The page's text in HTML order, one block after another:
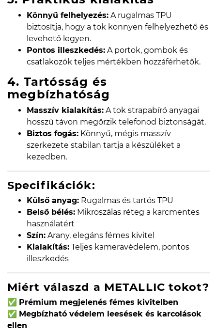
Könnyű felhelyezés: A rugalmas TPU
biztosítja, hogy a tok könnyen felhelyezhető és
levehető legyen.
Pontos illeszkedés: A portok, gombok és
csatlakozók teljes mértékben hozzáférhetők.
4. Tartósság és
megbízhatóság
Masszív kialakítás: A tok strapabíró anyagai
hosszú távon megőrzik telefonod biztonságát.
Biztos fogás: Könnyű, mégis masszív
szerkezete stabilan tartja a készüléket a
kezedben.
Specifikációk:
Külső anyag: Rugalmas és tartós TPU
Belső bélés: Mikroszálas réteg a karcmentes
használatért
Szín: Arany, elegáns fémes kivitel
Kialakítás: Teljes kameravédelem, pontos
illeszkedés
Miért válaszd a METALLIC tokot?
✅ Prémium megjelenés fémes kivitelben
✅ Megbízható védelem leesések és karcolások
ellen